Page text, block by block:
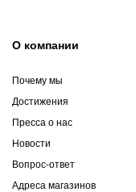
О компании
Почему мы
Достижения
Пресса о нас
Новости
Вопрос-ответ
Адреса магазинов